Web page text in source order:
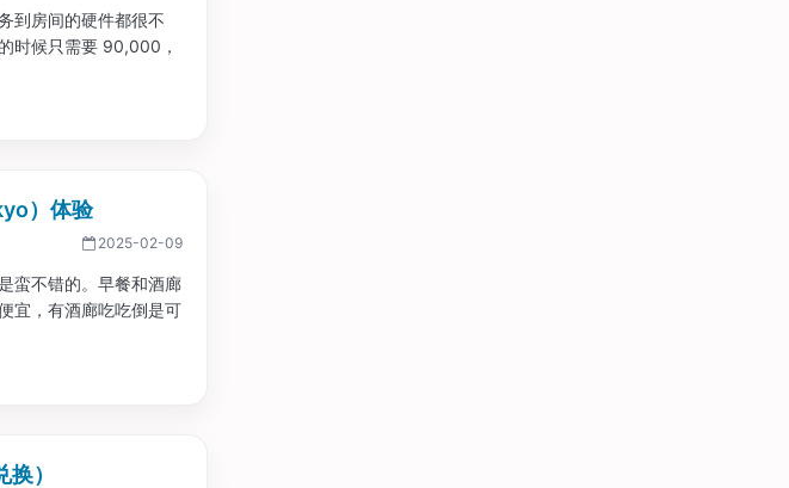
到房间的硬件都很不
时候只需要 90,000，
）体验
2025-02-09
蛮不错的。早餐和酒廊
宜，有酒廊吃吃倒是可
）